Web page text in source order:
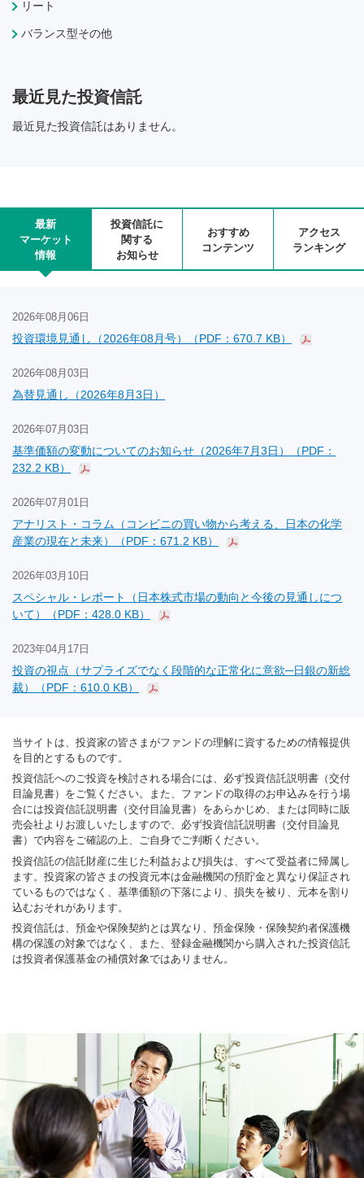
リート
バランス型その他
最近見た投資信託
最近見た投資信託はありません。
最新
マーケット
情報
投資信託に
関する
お知らせ
おすすめ
コンテンツ
アクセス
ランキング
2026年08月06日
投資環境見通し（2026年08月号）（PDF：670.7 KB）
2026年08月03日
為替見通し（2026年8月3日）
2026年07月03日
基準価額の変動についてのお知らせ（2026年7月3日）（PDF：
232.2 KB）
2026年07月01日
アナリスト・コラム（コンビニの買い物から考える、日本の化学
産業の現在と未来）（PDF：671.2 KB）
2026年03月10日
スペシャル・レポート（日本株式市場の動向と今後の見通しにつ
いて）（PDF：428.0 KB）
2023年04月17日
投資の視点（サプライズでなく段階的な正常化に意欲─日銀の新総
裁）（PDF：610.0 KB）
当サイトは、投資家の皆さまがファンドの理解に資するための情報提供
を目的とするものです。
投資信託へのご投資を検討される場合には、必ず投資信託説明書（交付
目論見書）をご覧ください。また、ファンドの取得のお申込みを行う場
合には投資信託説明書（交付目論見書）をあらかじめ、または同時に販
売会社よりお渡しいたしますので、必ず投資信託説明書（交付目論見
書）で内容をご確認の上、ご自身でご判断ください。
投資信託の信託財産に生じた利益および損失は、すべて受益者に帰属し
ます。投資家の皆さまの投資元本は金融機関の預貯金と異なり保証され
ているものではなく、基準価額の下落により、損失を被り、元本を割り
込むおそれがあります。
投資信託は、預金や保険契約とは異なり、預金保険・保険契約者保護機
構の保護の対象ではなく、また、登録金融機関から購入された投資信託
は投資者保護基金の補償対象ではありません。